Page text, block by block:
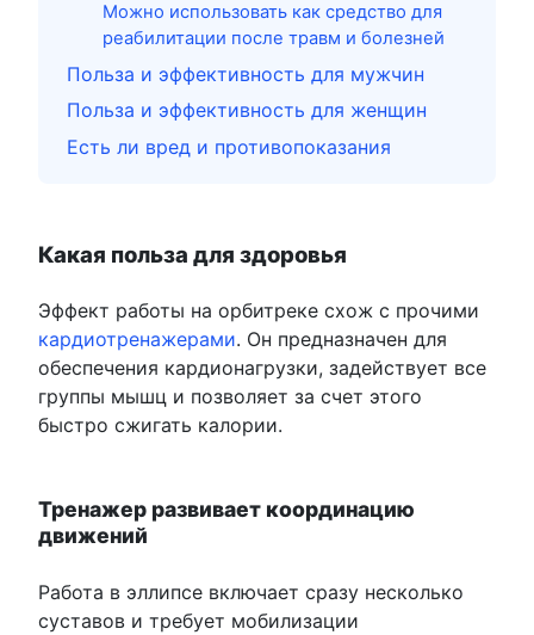
Можно использовать как средство для
реабилитации после травм и болезней
Польза и эффективность для мужчин
Польза и эффективность для женщин
Есть ли вред и противопоказания
Какая польза для здоровья
Эффект работы на орбитреке схож с прочими
кардиотренажерами. Он предназначен для
обеспечения кардионагрузки, задействует все
группы мышц и позволяет за счет этого
быстро сжигать калории.
Тренажер развивает координацию
движений
Работа в эллипсе включает сразу несколько
суставов и требует мобилизации